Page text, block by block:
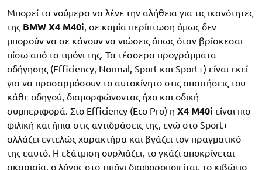
Μπορεί τα νούμερα να λένε την αλήθεια για τις ικανότητες
της BMW X4 M40i, σε καμία περίπτωση όμως δεν
μπορούν να σε κάνουν να νιώσεις όπως όταν βρίσκεσαι
πίσω από το τιμόνι της. Τα τέσσερα προγράμματα
οδήγησης (Efficiency, Normal, Sport και Sport+) είναι εκεί
για να προσαρμόσουν το αυτοκίνητο στις απαιτήσεις του
κάθε οδηγού, διαμορφώνοντας ήχο και οδική
συμπεριφορά. Στο Efficiency (Eco Pro) η X4 M40i είναι πιο
φιλική και ήπια στις αντιδράσεις της, ενώ στο Sport+
αλλάζει εντελώς χαρακτήρα και βγάζει τον πραγματικό
της εαυτό. Η εξάτμιση ουρλιάζει, το γκάζι αποκρίνεται
ακαριαία, ο λόγος στο τιμόνι διαφοροποιείται, το κιβώτιο